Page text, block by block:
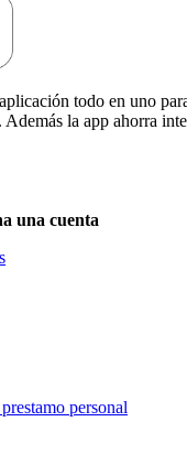
todo en uno
Además la app ahorra
una cuenta
personal